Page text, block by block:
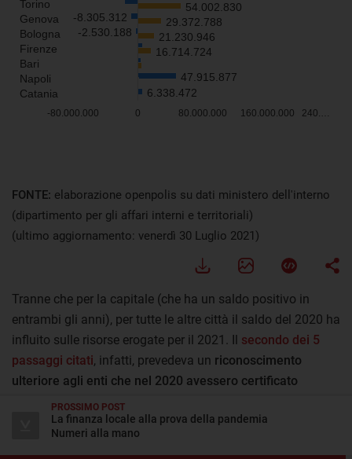
PROSSIMO POST
La finanza locale alla prova della pandemia
Numeri alla mano
FONTE: elaborazione openpolis su dati ministero dell'interno
(dipartimento per gli affari interni e territoriali)
(ultimo aggiornamento: venerdì 30 Luglio 2021)
Tranne che per la capitale (che ha un saldo positivo in
entrambi gli anni), per tutte le altre città il saldo del 2020 ha
influito sulle risorse erogate per il 2021. Il secondo dei 5
passaggi citati, infatti, prevedeva un riconoscimento
ulteriore agli enti che nel 2020 avessero certificato
esigenze superiori alle risorse assegnate
Scarica, condividi e riutilizza i dati
Scarica i dati comunali, per le regioni a statuto ordinario.